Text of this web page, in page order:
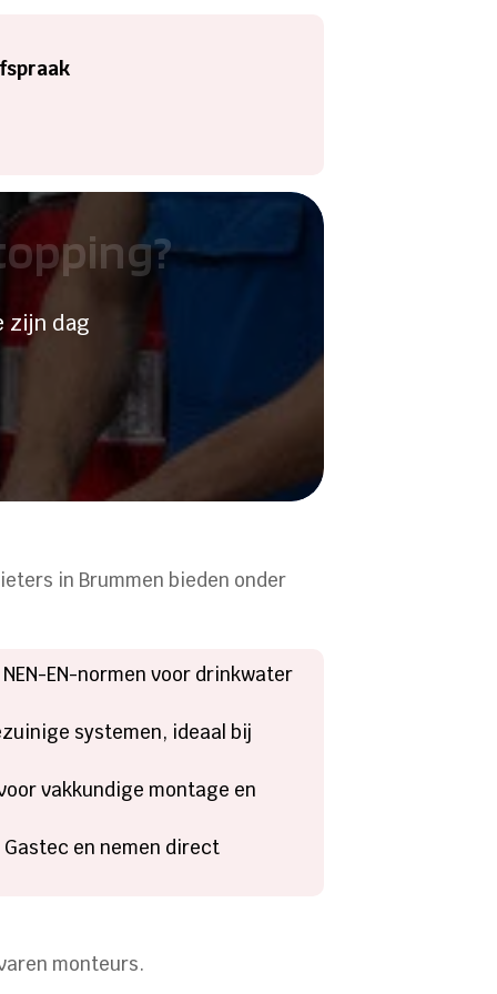
zijn dag
in Brummen bieden onder
EN-normen voor drinkwater
systemen, ideaal bij
vakkundige montage en
en nemen direct
monteurs.